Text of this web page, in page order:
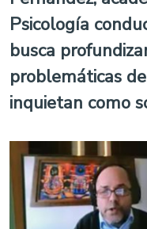
Psicología
busca
problemáticas
inquietan como